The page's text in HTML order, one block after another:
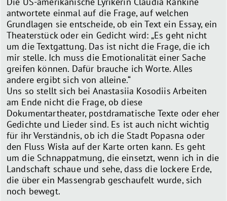
antwortete einmal auf die Frage, auf welchen
Grundlagen sie entscheide, ob ein Text ein Essay, ein
Theaterstück oder ein Gedicht wird: „Es geht nicht
um die Textgattung. Das ist nicht die Frage, die ich
mir stelle. Ich muss die Emotionalität einer Sache
greifen können. Dafür brauche ich Worte. Alles
andere ergibt sich von alleine.“
Uns so stellt sich bei Anastasiia Kosodiis Arbeiten
am Ende nicht die Frage, ob diese
Dokumentartheater, postdramatische Texte oder eher
Gedichte und Lieder sind. Es ist auch nicht wichtig
für ihr Verständnis, ob ich die Stadt Popasna oder
den Fluss Wisła auf der Karte orten kann. Es geht
um die Schnappatmung, die einsetzt, wenn ich in die
Landschaft schaue und sehe, dass die lockere Erde,
die über ein Massengrab geschaufelt wurde, sich
noch bewegt.